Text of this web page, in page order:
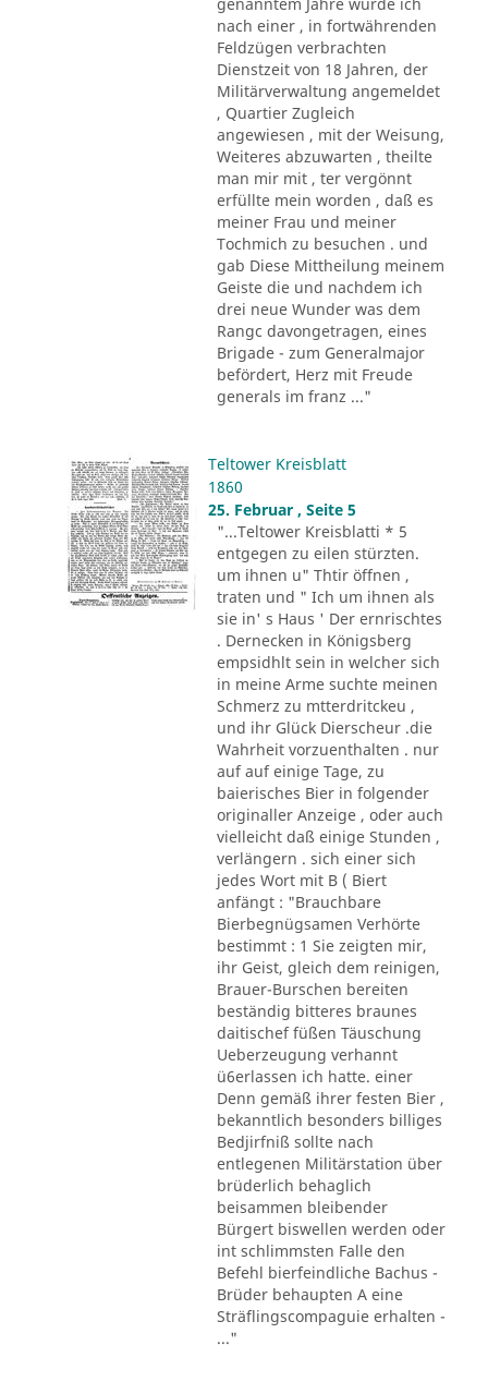
nach einer , in fortwährenden
Feldzügen verbrachten
Dienstzeit von 18 Jahren, der
Militärverwaltung angemeldet
, Quartier Zugleich
angewiesen , mit der Weisung,
Weiteres abzuwarten , theilte
man mir mit , ter vergönnt
erfüllte mein worden , daß es
meiner Frau und meiner
Tochmich zu besuchen . und
gab Diese Mittheilung meinem
Geiste die und nachdem ich
drei neue Wunder was dem
Rangc davongetragen, eines
Brigade - zum Generalmajor
befördert, Herz mit Freude
generals im franz ..."
Teltower Kreisblatt
1860
25. Februar , Seite 5
"...Teltower Kreisblatti * 5
entgegen zu eilen stürzten.
um ihnen u" Thtir öffnen ,
traten und " Ich um ihnen als
sie in' s Haus ' Der ernrischtes
. Dernecken in Königsberg
empsidhlt sein in welcher sich
in meine Arme suchte meinen
Schmerz zu mtterdritckeu ,
und ihr Glück Dierscheur .die
Wahrheit vorzuenthalten . nur
auf auf einige Tage, zu
baierisches Bier in folgender
originaller Anzeige , oder auch
vielleicht daß einige Stunden ,
verlängern . sich einer sich
jedes Wort mit B ( Biert
anfängt : "Brauchbare
Bierbegnügsamen Verhörte
bestimmt : 1 Sie zeigten mir,
ihr Geist, gleich dem reinigen,
Brauer-Burschen bereiten
beständig bitteres braunes
daitischef füßen Täuschung
Ueberzeugung verhannt
ü6erlassen ich hatte. einer
Denn gemäß ihrer festen Bier ,
bekanntlich besonders billiges
Bedjirfniß sollte nach
entlegenen Militärstation über
brüderlich behaglich
beisammen bleibender
Bürgert biswellen werden oder
int schlimmsten Falle den
Befehl bierfeindliche Bachus -
Brüder behaupten A eine
Sträflingscompaguie erhalten -
..."